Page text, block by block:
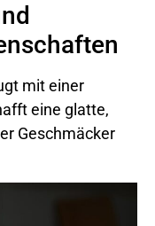
mit einer
eine glatte,
Geschmäcker